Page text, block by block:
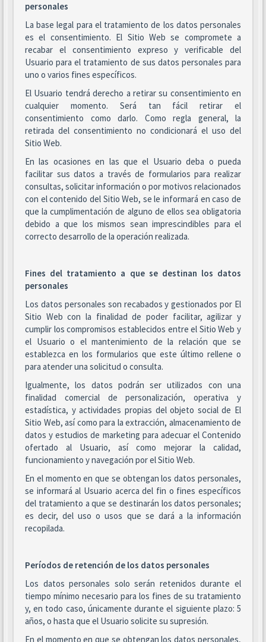
personales
La base legal para el tratamiento de los datos personales
es el consentimiento. El Sitio Web se compromete a
recabar el consentimiento expreso y verificable del
Usuario para el tratamiento de sus datos personales para
uno o varios fines específicos.
El Usuario tendrá derecho a retirar su consentimiento en
cualquier momento. Será tan fácil retirar el
consentimiento como darlo. Como regla general, la
retirada del consentimiento no condicionará el uso del
Sitio Web.
En las ocasiones en las que el Usuario deba o pueda
facilitar sus datos a través de formularios para realizar
consultas, solicitar información o por motivos relacionados
con el contenido del Sitio Web, se le informará en caso de
que la cumplimentación de alguno de ellos sea obligatoria
debido a que los mismos sean imprescindibles para el
correcto desarrollo de la operación realizada.
Fines del tratamiento a que se destinan los datos
personales
Los datos personales son recabados y gestionados por El
Sitio Web con la finalidad de poder facilitar, agilizar y
cumplir los compromisos establecidos entre el Sitio Web y
el Usuario o el mantenimiento de la relación que se
establezca en los formularios que este último rellene o
para atender una solicitud o consulta.
Igualmente, los datos podrán ser utilizados con una
finalidad comercial de personalización, operativa y
estadística, y actividades propias del objeto social de El
Sitio Web, así como para la extracción, almacenamiento de
datos y estudios de marketing para adecuar el Contenido
ofertado al Usuario, así como mejorar la calidad,
funcionamiento y navegación por el Sitio Web.
En el momento en que se obtengan los datos personales,
se informará al Usuario acerca del fin o fines específicos
del tratamiento a que se destinarán los datos personales;
es decir, del uso o usos que se dará a la información
recopilada.
Períodos de retención de los datos personales
Los datos personales solo serán retenidos durante el
tiempo mínimo necesario para los fines de su tratamiento
y, en todo caso, únicamente durante el siguiente plazo: 5
años, o hasta que el Usuario solicite su supresión.
En el momento en que se obtengan los datos personales,